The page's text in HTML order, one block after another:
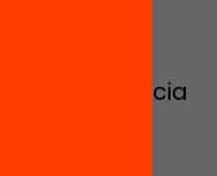
y
de emergencia
que varias
y